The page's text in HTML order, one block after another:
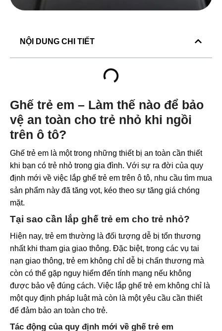
NỘI DUNG CHI TIẾT
Ghế trẻ em – Làm thế nào để bảo
vệ an toàn cho trẻ nhỏ khi ngồi
trên ô tô?
Ghế trẻ em là một trong những thiết bị an toàn cần thiết
khi bạn có trẻ nhỏ trong gia đình. Với sự ra đời của quy
định mới về việc lắp ghế trẻ em trên ô tô, nhu cầu tìm mua
sản phẩm này đã tăng vọt, kéo theo sự tăng giá chóng
mặt.
Tại sao cần lắp ghế trẻ em cho trẻ nhỏ?
Hiện nay, trẻ em thường là đối tượng dễ bị tổn thương
nhất khi tham gia giao thông. Đặc biệt, trong các vụ tai
nạn giao thông, trẻ em không chỉ dễ bị chấn thương mà
còn có thể gặp nguy hiểm đến tính mạng nếu không
được bảo vệ đúng cách. Việc lắp ghế trẻ em không chỉ là
một quy định pháp luật mà còn là một yêu cầu cần thiết
để đảm bảo an toàn cho trẻ.
Tác động của quy định mới về ghế trẻ em